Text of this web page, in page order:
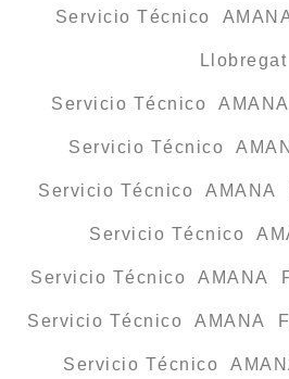
Servicio Técnico
Llobregat
Servicio Técnico
Servicio Técnico
Servicio Técnico AMANA
Servicio Técnico
Servicio Técnico AMANA
Servicio Técnico AMANA
Servicio Técnico